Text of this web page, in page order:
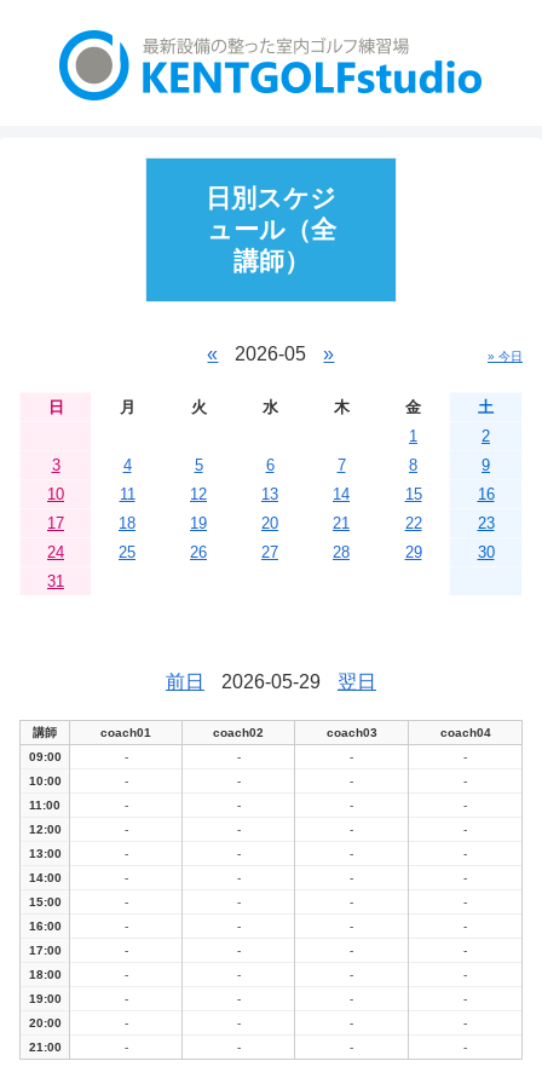
日別スケジ
ュール（全
講師）
« 2026-05 » » 今日
日 月 火 水 木 金
土
1
2
3
4 5 6 7 8
9
10
11 12 13 14 15
16
17
18 19 20 21 22
23
24
25 26 27 28 29
30
31
前日 2026-05-29 翌日
講師 coach01 coach02 coach03
coach04
09:00
- - -
-
10:00
- - -
-
11:00
- - -
-
12:00
- - -
-
13:00
- - -
-
14:00
- - -
-
15:00
- - -
-
16:00
- - -
-
17:00
- - -
-
18:00
- - -
-
19:00
- - -
-
20:00
- - -
-
21:00
- - - -